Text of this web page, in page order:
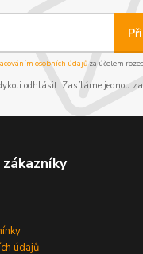
osobních údajůza účelem
odhlásit. Zasíláme jednou
údajů